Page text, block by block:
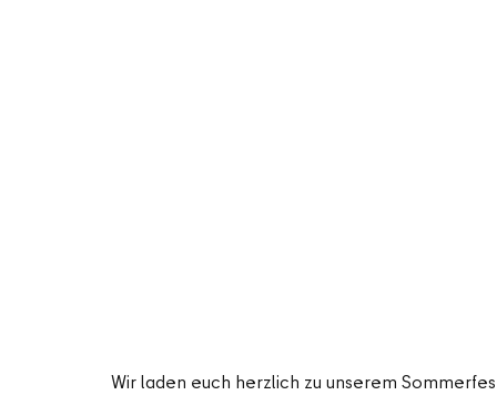
Wir laden euch herzlich zu unserem